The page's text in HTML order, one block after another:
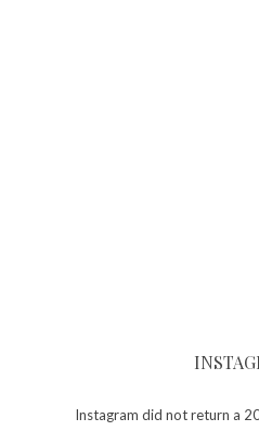
Instagram did not return a